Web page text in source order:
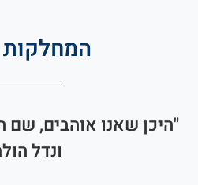
המחלקות
"היכן שאנו אוהבים, שם
ונדל